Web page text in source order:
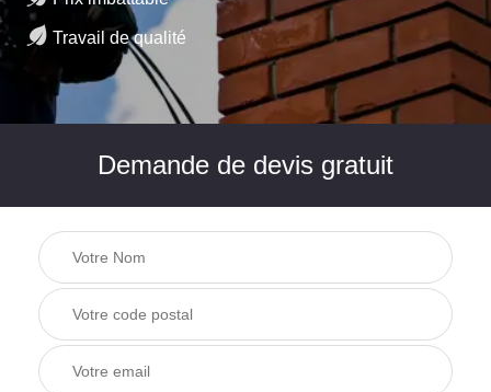
Travail de qualité
Demande de devis gratuit